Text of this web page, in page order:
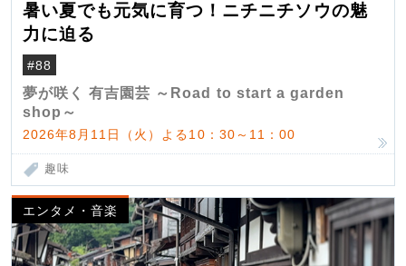
暑い夏でも元気に育つ！ニチニチソウの魅
力に迫る
#88
夢が咲く 有吉園芸 ～Road to start a garden
shop～
2026年8月11日（火）よる10：30～11：00
趣味
エンタメ・音楽